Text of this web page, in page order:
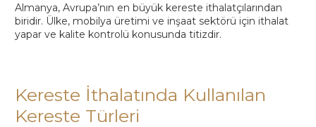
Almanya, Avrupa’nın en büyük kereste ithalatçılarından
biridir. Ülke, mobilya üretimi ve inşaat sektörü için ithalat
yapar ve kalite kontrolü konusunda titizdir.
Kereste İthalatında Kullanılan
Kereste Türleri